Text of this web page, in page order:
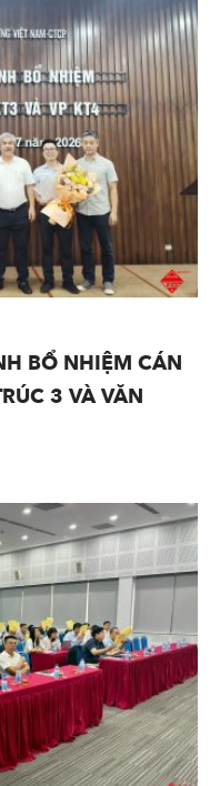
BỔ NHIỆM CÁN
3 VÀ VĂN